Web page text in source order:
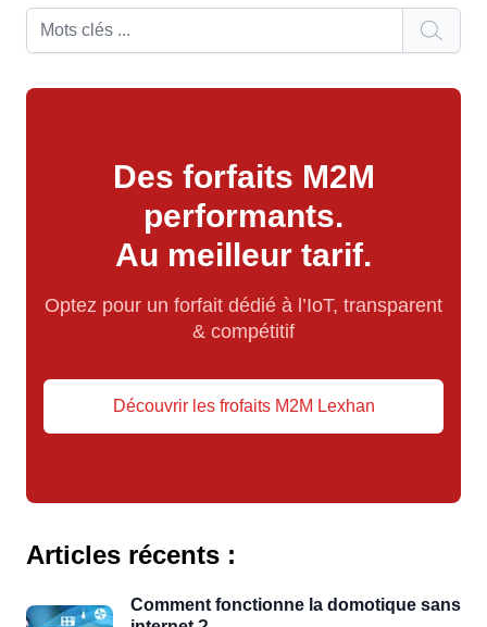
Des forfaits M2M
performants.
Au meilleur tarif.
Optez pour un forfait dédié à l’IoT, transparent
& compétitif
Découvrir les frofaits M2M Lexhan
Articles récents :
Comment fonctionne la domotique sans